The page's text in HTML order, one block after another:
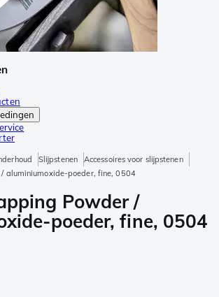
Slijpstenen
Accessoires voor slijpstenen
aluminiumoxide-poeder, fine, 0504
Powder /
poeder, fine, 0504